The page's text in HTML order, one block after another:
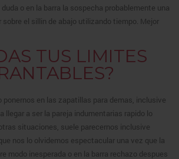
o en la barra la sospecha probablemente una
sobre el sillin de abajo utilizando tiempo. Mejor
TUS LIMITES
ponernos en las zapatillas para demas, inclusive
llegar a ser la pareja indumentarias rapido lo
situaciones, suele parecernos inclusive
nos lo olvidemos espectacular una vez que la
modo inesperada o en la barra rechazo despues